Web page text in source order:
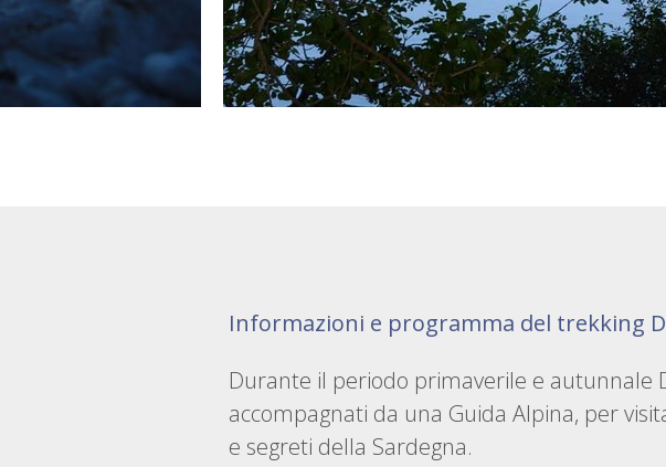
Informazioni e programma del trekking
Durante il periodo primaverile e autunnale
accompagnati da una Guida Alpina, per
e segreti della Sardegna.